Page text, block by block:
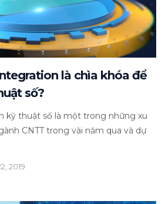
là chìa khóa để
số?
kỹ thuật số là một trong những xu
CNTT trong vài năm qua và dự
2019